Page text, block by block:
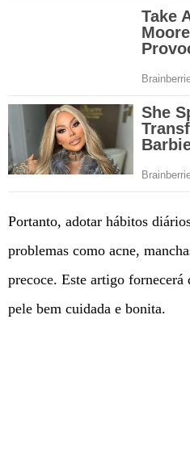
Portanto, adotar hábitos
problemas como acne,
precoce. Este artigo fornecerá
pele bem cuidada e bonita.